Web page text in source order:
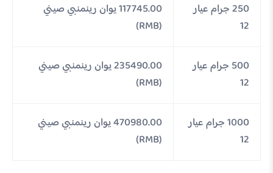
250 جرام عيار
12
117745.00 يوان رينمنبي صيني
(RMB)
500 جرام عيار
12
235490.00 يوان رينمنبي صيني
(RMB)
1000 جرام عيار
12
470980.00 يوان رينمنبي صيني
(RMB)